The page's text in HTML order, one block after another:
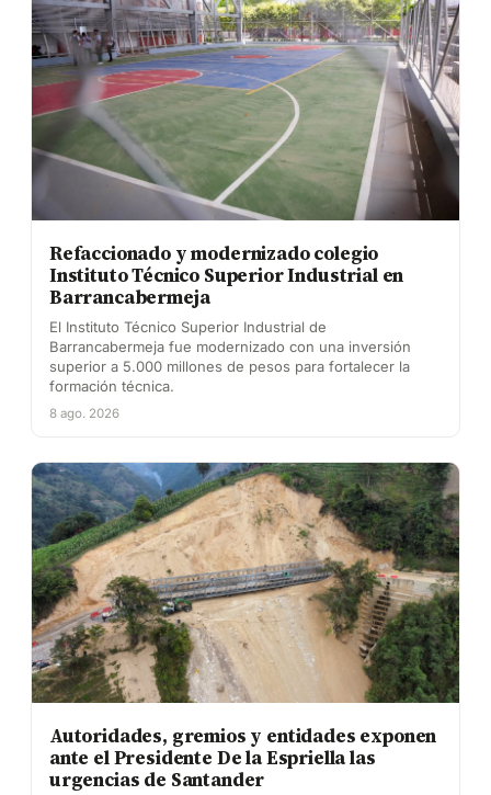
Refaccionado y modernizado colegio
Instituto Técnico Superior Industrial en
Barrancabermeja
El Instituto Técnico Superior Industrial de
Barrancabermeja fue modernizado con una inversión
superior a 5.000 millones de pesos para fortalecer la
formación técnica.
8 ago. 2026
Autoridades, gremios y entidades exponen
ante el Presidente De la Espriella las
urgencias de Santander